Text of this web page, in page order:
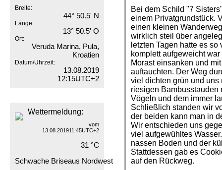
Breite:
44° 50.5' N
Länge:
13° 50.5' O
Ort:
Veruda Marina, Pula,
Kroatien
Datum/Uhrzeit:
13.08.2019
12:15UTC+2
Wettermeldung:
vom
13.08.201911:45UTC+2
31 °C
Schwache Briseaus Nordwest
Bei dem Schild "7
einem Privatgrundstück.
einen kleinen
wirklich steil über
letzten Tagen hatte es
komplett aufgeweicht
Morast einsanken und
auftauchten. Der Weg
viel dichten grün und
riesigen Bambusstauden
Vögeln und dem immer
Schließlich standen wir
der beiden kann man in
Wir entschieden uns
viel aufgewühltes
nassen Boden und der
Stattdessen gab es
auf den Rückweg.